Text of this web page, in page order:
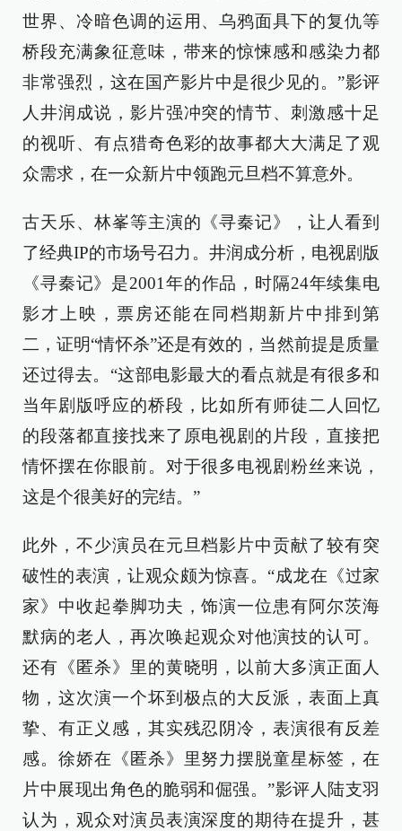
世界、冷暗色调的运用、乌鸦面具下的复仇等
桥段充满象征意味，带来的惊悚感和感染力都
非常强烈，这在国产影片中是很少见的。”影评
人井润成说，影片强冲突的情节、刺激感十足
的视听、有点猎奇色彩的故事都大大满足了观
众需求，在一众新片中领跑元旦档不算意外。
古天乐、林峯等主演的《寻秦记》，让人看到
了经典IP的市场号召力。井润成分析，电视剧版
《寻秦记》是2001年的作品，时隔24年续集电
影才上映，票房还能在同档期新片中排到第
二，证明“情怀杀”还是有效的，当然前提是质量
还过得去。“这部电影最大的看点就是有很多和
当年剧版呼应的桥段，比如所有师徒二人回忆
的段落都直接找来了原电视剧的片段，直接把
情怀摆在你眼前。对于很多电视剧粉丝来说，
这是个很美好的完结。”
此外，不少演员在元旦档影片中贡献了较有突
破性的表演，让观众颇为惊喜。“成龙在《过家
家》中收起拳脚功夫，饰演一位患有阿尔茨海
默病的老人，再次唤起观众对他演技的认可。
还有《匿杀》里的黄晓明，以前大多演正面人
物，这次演一个坏到极点的大反派，表面上真
挚、有正义感，其实残忍阴冷，表演很有反差
感。徐娇在《匿杀》里努力摆脱童星标签，在
片中展现出角色的脆弱和倔强。”影评人陆支羽
认为，观众对演员表演深度的期待在提升，甚